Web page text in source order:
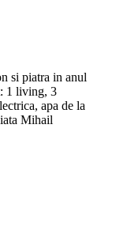
si piatra in anul
1 living, 3
apa de la
Mihail